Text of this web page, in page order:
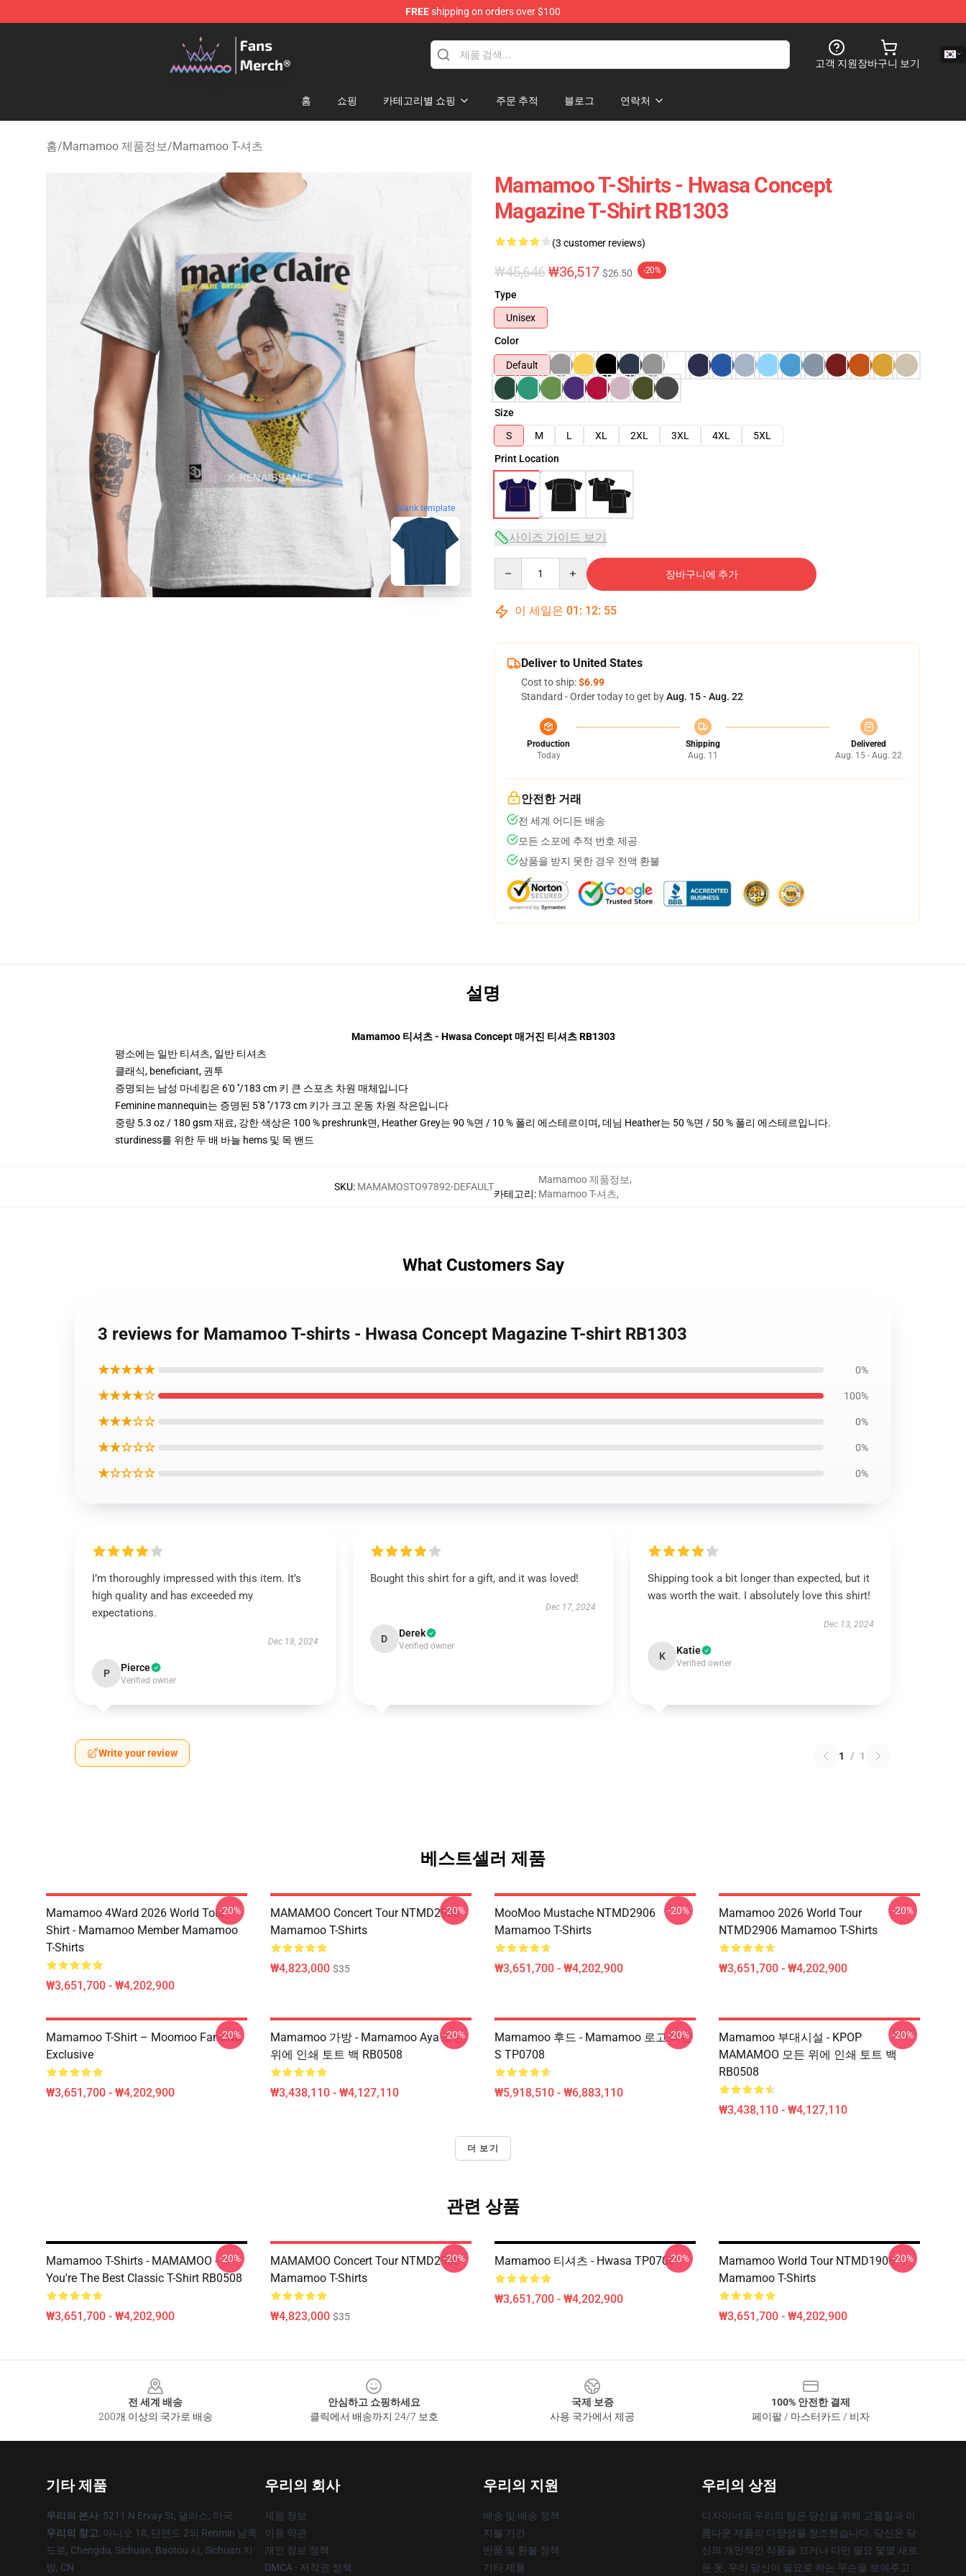
FREEshipping on orders over $100
Mamamoo Store - Official Mamamoo Merchandise Shop
고객 지원장바구니 보기
홈 쇼핑 카테고리별 쇼핑 주문 추적 블로그 연락처
홈/Mamamoo 제품정보/Mamamoo T-셔츠
blank template
Mamamoo T-Shirts - Hwasa Concept
Magazine T-Shirt RB1303
(3 customer reviews)
₩45,646₩36,517 $26.50 -20%
Type
Unisex
Color
Default
Size
S
M L XL 2XL 3XL 4XL
5XL
Print Location
사이즈 가이드 보기
장바구니에 추가
이 세일은 01 : 12: 54
Deliver to United States
Cost to ship:$6.99
Standard - Order today to get byAug. 15 - Aug. 22
Production
Today
Shipping
Aug. 11
Delivered
Aug. 15 - Aug. 22
안전한 거래
전 세계 어디든 배송
모든 소포에 추적 번호 제공
상품을 받지 못한 경우 전액 환불
설명
Mamamoo 티셔츠 - Hwasa Concept 매거진 티셔츠 RB1303
평소에는 일반 티셔츠, 일반 티셔츠
클래식, beneficiant, 권투
증명되는 남성 마네킹은 6'0 ′′/183 cm 키 큰 스포츠 차원 매체입니다
Feminine mannequin는 증명된 5'8 ′′/173 cm 키가 크고 운동 차원 작은입니다
중량 5.3 oz / 180 gsm 재료, 강한 색상은 100 % preshrunk면, Heather Grey는 90 %면 / 10 % 폴리 에스테르이며, 데님 Heather는 50 %면 / 50 % 폴리 에스테르입니다.
sturdiness를 위한 두 배 바늘 hems 및 목 밴드
SKU: MAMAMOSTO97892-DEFAULT
카테고리:
Mamamoo 제품정보,
Mamamoo T-셔츠,
What Customers Say
3 reviews for Mamamoo T-shirts - Hwasa Concept Magazine T-shirt RB1303
★★★★★ 0%
★★★★☆ 100%
★★★☆☆ 0%
★★☆☆☆ 0%
★☆☆☆☆ 0%
I’m thoroughly impressed with this item. It’s
high quality and has exceeded my
expectations.
Dec 18, 2024
P Pierce
Verified owner
Bought this shirt for a gift, and it was loved!
Dec 17, 2024
D Derek
Verified owner
Shipping took a bit longer than expected, but it
was worth the wait. I absolutely love this shirt!
Dec 13, 2024
K Katie
Verified owner
Write your review 1 / 1
베스트셀러 제품
Mamamoo 4Ward 2026 World Tour
Shirt - Mamamoo Member Mamamoo
T-Shirts
₩3,651,700 - ₩4,202,900
-20%
MAMAMOO Concert Tour NTMD2906
Mamamoo T-Shirts
₩4,823,000 $35
-20%
MooMoo Mustache NTMD2906
Mamamoo T-Shirts
₩3,651,700 - ₩4,202,900
-20%
Mamamoo 2026 World Tour
NTMD2906 Mamamoo T-Shirts
₩3,651,700 - ₩4,202,900
-20%
Mamamoo T-Shirt – Moomoo Fanclub
Exclusive
₩3,651,700 - ₩4,202,900
-20%
Mamamoo 가방 - Mamamoo Aya 모든
위에 인쇄 토트 백 RB0508
₩3,438,110 - ₩4,127,110
-20%
Mamamoo 후드 - Mamamoo 로고 파란
S TP0708
₩5,918,510 - ₩6,883,110
-20%
Mamamoo 부대시설 - KPOP
MAMAMOO 모든 위에 인쇄 토트 백
RB0508
₩3,438,110 - ₩4,127,110
-20%
더 보기
관련 상품
Mamamoo T-Shirts - MAMAMOO -
You're The Best Classic T-Shirt RB0508
₩3,651,700 - ₩4,202,900
-20%
MAMAMOO Concert Tour NTMD2906
Mamamoo T-Shirts
₩4,823,000 $35
-20% Mamamoo 티셔츠 - Hwasa TP0708
₩3,651,700 - ₩4,202,900
-20%
Mamamoo World Tour NTMD1906
Mamamoo T-Shirts
₩3,651,700 - ₩4,202,900
-20%
전 세계 배송
200개 이상의 국가로 배송
안심하고 쇼핑하세요
클릭에서 배송까지 24/7 보호
국제 보증
사용 국가에서 제공
100% 안전한 결제
페이팔 / 마스터카드 / 비자
기타 제품
우리의 본사: 5211 N Ervay St, 댈러스, 미국
우리의 창고: 아니오 18, 단면도 2의 Renmin 남쪽
도로, Chengdu, Sichuan, Baotou 시, Sichuan 지
방, CN
우리의 회사
제품 정보
이용 약관
개인 정보 정책
DMCA - 저작권 정책
우리의 지원
배송 및 배송 정책
지불 기간
반품 및 환불 정책
기타 제품
우리의 상점
디자이너의 우리의 팀은 당신을 위해 고품질과 아
름다운 제품의 다양성을 창조했습니다. 당신은 당
신의 개인적인 작풍을 끄거나 다만 필요 몇몇 새로
운 옷, 우리 당신이 필요로 하는 무슨을 보여주고